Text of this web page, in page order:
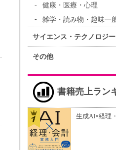
健康・医療・心理
雑学・読み物・趣味一
サイエンス・テクノロジー
その他
書籍売上ラン
生成AI×経理